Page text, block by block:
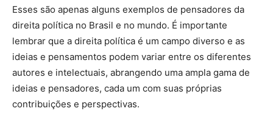
Esses são apenas alguns exemplos de pensadores da
direita política no Brasil e no mundo. É importante
lembrar que a direita política é um campo diverso e as
ideias e pensamentos podem variar entre os diferentes
autores e intelectuais, abrangendo uma ampla gama de
ideias e pensadores, cada um com suas próprias
contribuições e perspectivas.